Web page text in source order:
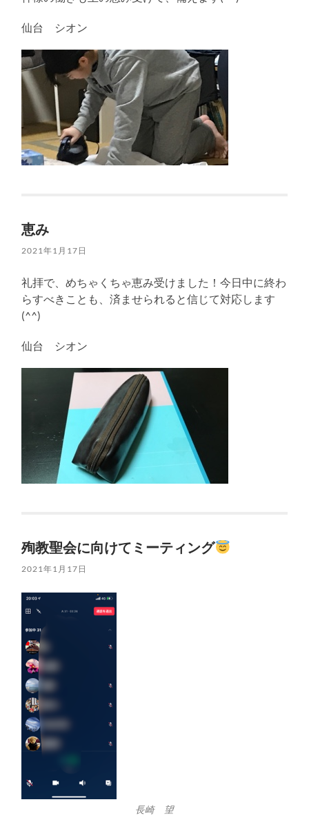
仙台 シオン
恵み
2021年1月17日
礼拝で、めちゃくちゃ恵み受けました！今日中に終わ
らすべきことも、済ませられると信じて対応します
(^^)
仙台 シオン
殉教聖会に向けてミーティング
2021年1月17日
長崎 望